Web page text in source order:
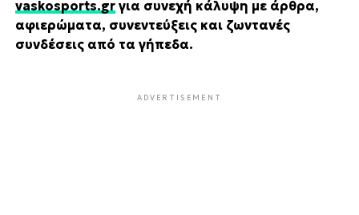
vaskosports.grγια συνεχή κάλυψη με άρθρα,
αφιερώματα, συνεντεύξεις και ζωντανές
συνδέσεις από τα γήπεδα.
ADVERTISEMENT